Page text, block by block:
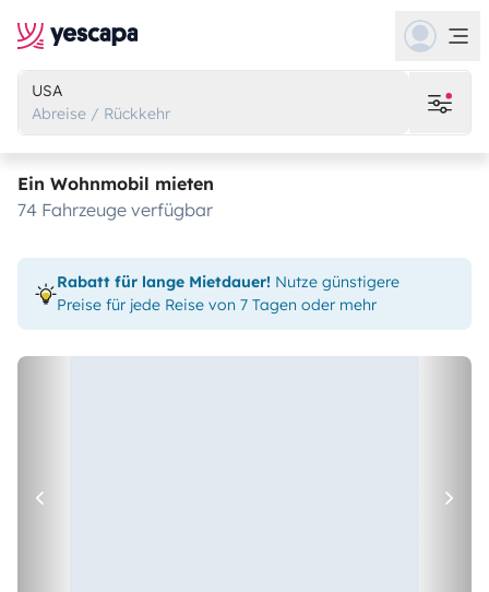
USA
Abreise / Rückkehr
Ein Wohnmobil mieten
74 Fahrzeuge verfügbar
Rabatt für lange Mietdauer! Nutze günstigere
Preise für jede Reise von 7 Tagen oder mehr